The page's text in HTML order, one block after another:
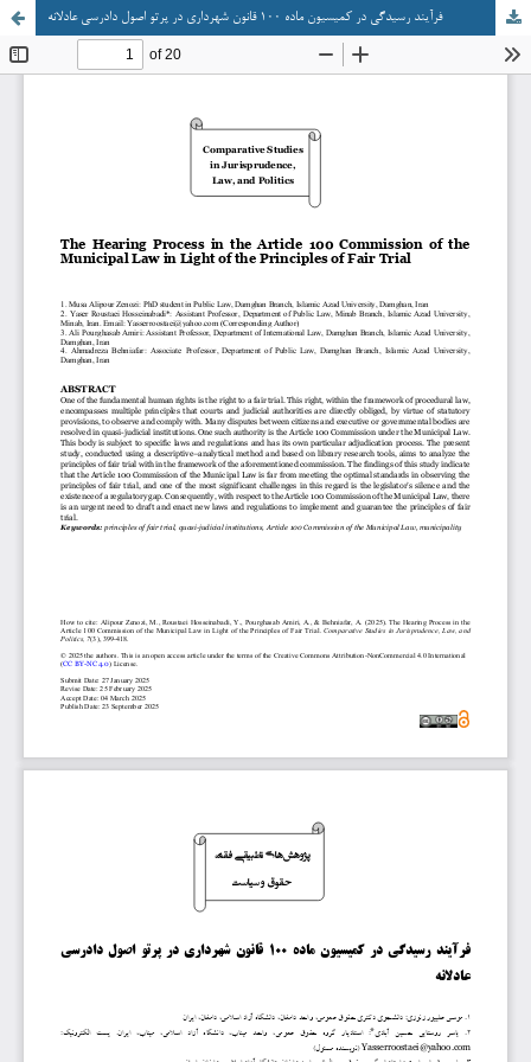
فرآیند رسیدگی در کمیسیون ماده ۱۰۰ قانون شهرداری در پرتو اصول دادرسی عادلانه